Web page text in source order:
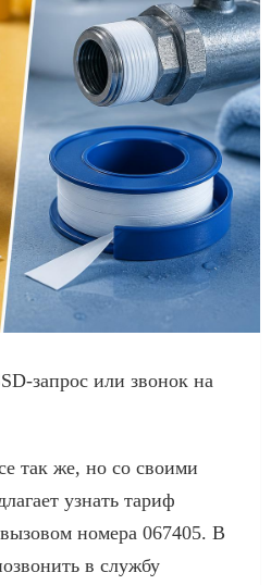
запрос или звонок на
так же, но со своими
узнать тариф
номера 067405. В
в службу